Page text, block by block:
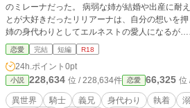
のミレーナだった。 病弱な姉が結婚や出産に耐えられるとは思えない。姉のこ
とが大好きだったリリアーナは、自分の想いを
姉の身代わりとしてエルネストの愛人になるが
恋愛 完結 短編 R18
24h.ポイント 0pt
小説 228,634 位 / 228,634件 恋愛 66,325 位
異世界 騎士 義兄 身代わり 執着